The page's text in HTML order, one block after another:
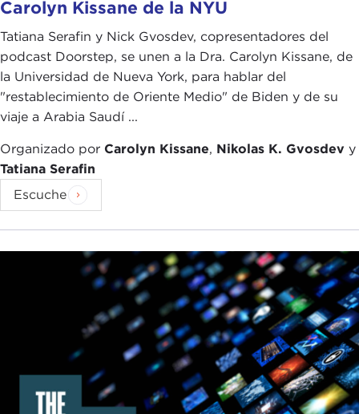
Carolyn Kissane de la NYU
Tatiana Serafin y Nick Gvosdev, copresentadores del
podcast Doorstep, se unen a la Dra. Carolyn Kissane, de
la Universidad de Nueva York, para hablar del
"restablecimiento de Oriente Medio" de Biden y de su
viaje a Arabia Saudí ...
Organizado por Carolyn Kissane, Nikolas K. Gvosdev y
Tatiana Serafin
Escuche